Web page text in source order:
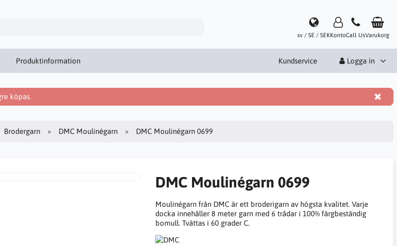
sv / SE / SEKKontoCall UsVarukorg
Produktinformation Kundservice Logga in
köpas.
Brodergarn DMC Moulinégarn DMC Moulinégarn 0699
DMC Moulinégarn 0699
Moulinégarn från DMC är ett broderigarn av högsta kvalitet. Varje
docka innehåller 8 meter garn med 6 trådar i 100% färgbeständig
bomull. Tvättas i 60 grader C.